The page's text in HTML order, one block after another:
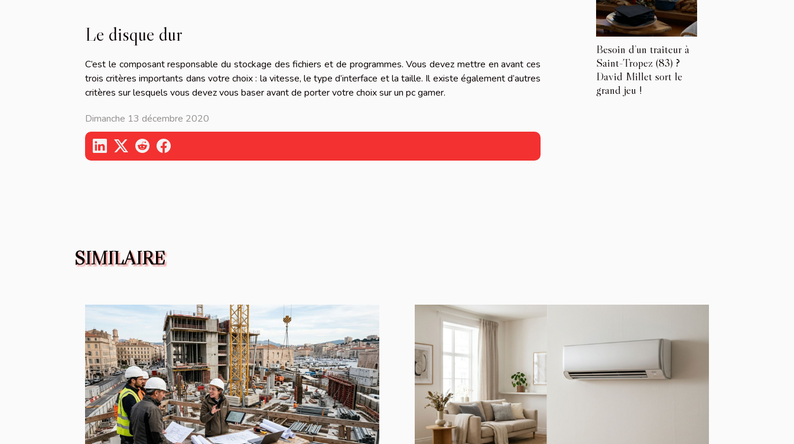
Le disque dur
C’est le composant responsable du stockage des fichiers et de programmes. Vous devez mettre en avant ces
trois critères importants dans votre choix : la vitesse, le type d’interface et la taille. Il existe également d’autres
critères sur lesquels vous devez vous baser avant de porter votre choix sur un pc gamer.
Dimanche 13 décembre 2020
Besoin d’un traiteur à
Saint-Tropez (83) ?
David Millet sort le
grand jeu !
SIMILAIRE